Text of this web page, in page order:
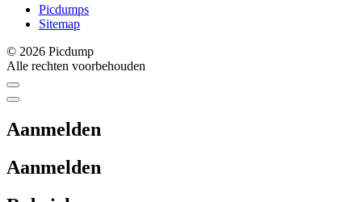
Picdumps
Sitemap
© 2026 Picdump
Alle rechten voorbehouden
Aanmelden
Aanmelden